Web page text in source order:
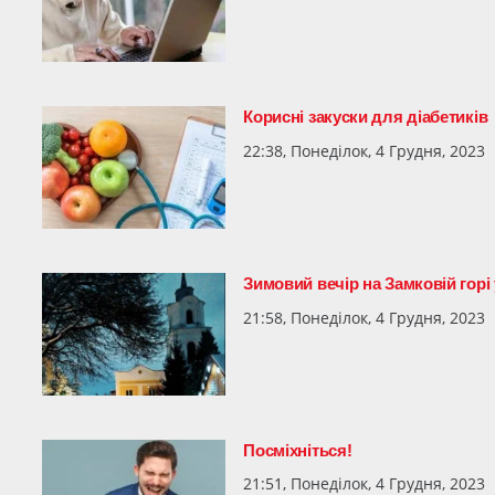
Корисні закуски для діабетиків
22:38, Понеділок, 4 Грудня, 2023
Зимовий вечір на Замковій
21:58, Понеділок, 4 Грудня, 2023
Посміхніться!
21:51, Понеділок, 4 Грудня, 2023